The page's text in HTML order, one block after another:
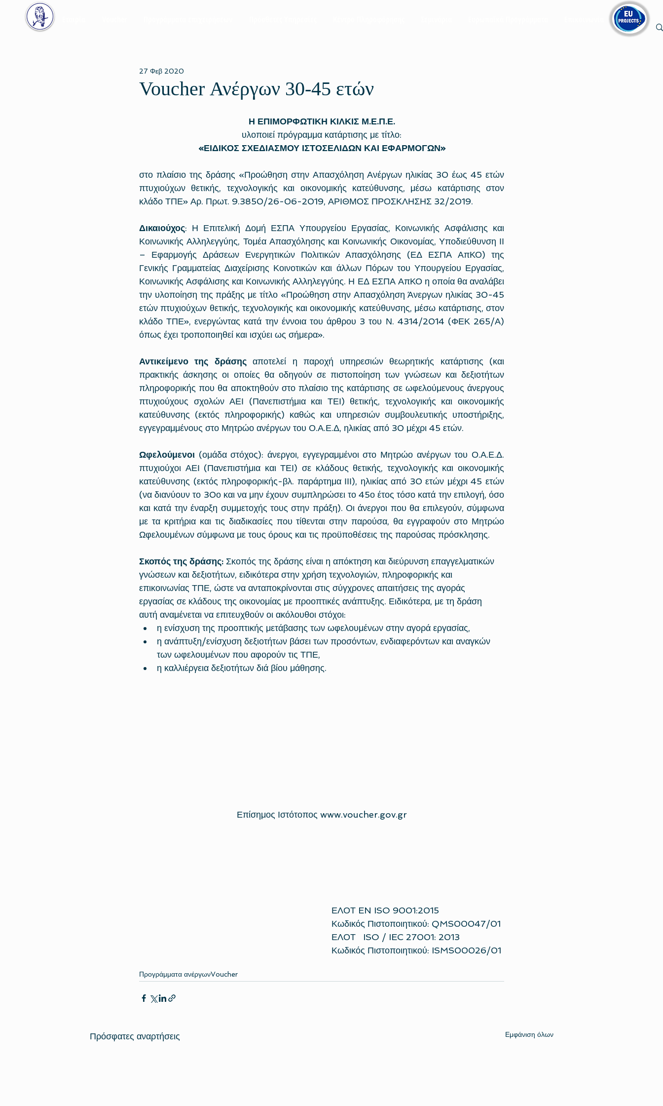
Voucher Ανέργων 30-45 ετών
27 Φεβ 2020
Η ΕΠΙΜΟΡΦΩΤΙΚΗ ΚΙΛΚΙΣ Μ.Ε.Π.Ε.
υλοποιεί πρόγραμμα κατάρτισης με τίτλο:
«ΕΙΔΙΚΟΣ ΣΧΕΔΙΑΣΜΟΥ ΙΣΤΟΣΕΛΙΔΩΝ ΚΑΙ ΕΦΑΡΜΟΓΩΝ»
στο πλαίσιο της δράσης «Προώθηση στην Απασχόληση Ανέργων ηλικίας 30 έως 45 ετών
πτυχιούχων θετικής, τεχνολογικής και οικονομικής κατεύθυνσης, μέσω κατάρτισης στον
κλάδο ΤΠΕ» Αρ. Πρωτ. 9.3850/26-06-2019, ΑΡΙΘΜΟΣ ΠΡΟΣΚΛΗΣΗΣ 32/2019.
Δικαιούχος: Η Επιτελική Δομή ΕΣΠΑ Υπουργείου Εργασίας, Κοινωνικής Ασφάλισης και
Κοινωνικής Αλληλεγγύης, Τομέα Απασχόλησης και Κοινωνικής Οικονομίας, Υποδιεύθυνση ΙΙ
– Εφαρμογής Δράσεων Ενεργητικών Πολιτικών Απασχόλησης (ΕΔ ΕΣΠΑ ΑπΚΟ) της
Γενικής Γραμματείας Διαχείρισης Κοινοτικών και άλλων Πόρων του Υπουργείου Εργασίας,
Κοινωνικής Ασφάλισης και Κοινωνικής Αλληλεγγύης. Η ΕΔ ΕΣΠΑ ΑπΚΟ η οποία θα αναλάβει
την υλοποίηση της πράξης με τίτλο «Προώθηση στην Απασχόληση Άνεργων ηλικίας 30-45
ετών πτυχιούχων θετικής, τεχνολογικής και οικονομικής κατεύθυνσης, μέσω κατάρτισης, στον
κλάδο ΤΠΕ», ενεργώντας κατά την έννοια του άρθρου 3 του Ν. 4314/2014 (ΦΕΚ 265/Α)
όπως έχει τροποποιηθεί και ισχύει ως σήμερα».
Αντικείμενο της δράσης αποτελεί η παροχή υπηρεσιών θεωρητικής κατάρτισης (και
πρακτικής άσκησης οι οποίες θα οδηγούν σε πιστοποίηση των γνώσεων και δεξιοτήτων
πληροφορικής που θα αποκτηθούν στο πλαίσιο της κατάρτισης σε ωφελούμενους άνεργους
πτυχιούχους σχολών ΑΕΙ (Πανεπιστήμια και ΤΕΙ) θετικής, τεχνολογικής και οικονομικής
κατεύθυνσης (εκτός πληροφορικής) καθώς και υπηρεσιών συμβουλευτικής υποστήριξης,
εγγεγραμμένους στο Μητρώο ανέργων του Ο.Α.Ε.Δ, ηλικίας από 30 μέχρι 45 ετών.
Ωφελούμενοι (ομάδα στόχος): άνεργοι, εγγεγραμμένοι στο Μητρώο ανέργων του Ο.Α.Ε.Δ.
πτυχιούχοι ΑΕΙ (Πανεπιστήμια και ΤΕΙ) σε κλάδους θετικής, τεχνολογικής και οικονομικής
κατεύθυνσης (εκτός πληροφορικής-βλ. παράρτημα ΙΙΙ), ηλικίας από 30 ετών μέχρι 45 ετών
(να διανύουν το 30ο και να μην έχουν συμπληρώσει το 45ο έτος τόσο κατά την επιλογή, όσο
και κατά την έναρξη συμμετοχής τους στην πράξη). Οι άνεργοι που θα επιλεγούν, σύμφωνα
με τα κριτήρια και τις διαδικασίες που τίθενται στην παρούσα, θα εγγραφούν στο Μητρώο
Ωφελουμένων σύμφωνα με τους όρους και τις προϋποθέσεις της παρούσας πρόσκλησης.
Σκοπός της δράσης: Σκοπός της δράσης είναι η απόκτηση και διεύρυνση επαγγελματικών
γνώσεων και δεξιοτήτων, ειδικότερα στην χρήση τεχνολογιών, πληροφορικής και
επικοινωνίας ΤΠΕ, ώστε να ανταποκρίνονται στις σύγχρονες απαιτήσεις της αγοράς
εργασίας σε κλάδους της οικονομίας με προοπτικές ανάπτυξης. Ειδικότερα, με τη δράση
αυτή αναμένεται να επιτευχθούν οι ακόλουθοι στόχοι:
η ενίσχυση της προοπτικής μετάβασης των ωφελουμένων στην αγορά εργασίας,
η ανάπτυξη/ενίσχυση δεξιοτήτων βάσει των προσόντων, ενδιαφερόντων και αναγκών
των ωφελουμένων που αφορούν τις ΤΠΕ,
η καλλιέργεια δεξιοτήτων διά βίου μάθησης.
Επίσημος Ιστότοπος www.voucher.gov.gr
ΕΛΟΤ EN ISO 9001:2015
Κωδικός Πιστοποιητικού: QMS00047/01
ΕΛΟΤ   ISO / IEC 27001: 2013
Κωδικός Πιστοποιητικού: ISMS00026/01
Προγράμματα ανέργωνVoucher
Πρόσφατες αναρτήσεις Εμφάνιση όλων